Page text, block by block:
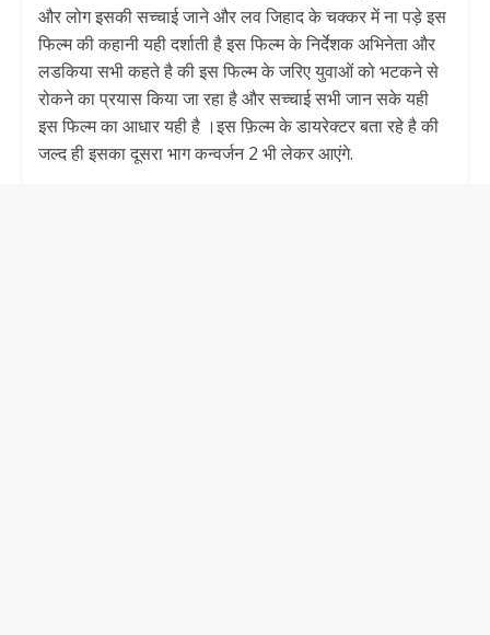
और लोग इसकी सच्चाई जाने और लव जिहाद के चक्कर में ना पड़े इस
फिल्म की कहानी यही दर्शाती है इस फिल्म के निर्देशक अभिनेता और
लडकिया सभी कहते है की इस फिल्म के जरिए युवाओं को भटकने से
रोकने का प्रयास किया जा रहा है और सच्चाई सभी जान सके यही
इस फिल्म का आधार यही है ।इस फ़िल्म के डायरेक्टर बता रहे है की
जल्द ही इसका दूसरा भाग कन्वर्जन 2 भी लेकर आएंगे.